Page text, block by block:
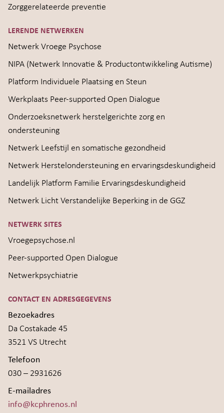
Zorggerelateerde preventie
LERENDE NETWERKEN
Netwerk Vroege Psychose
NIPA (Netwerk Innovatie & Productontwikkeling Autisme)
Platform Individuele Plaatsing en Steun
Werkplaats Peer-supported Open Dialogue
Onderzoeksnetwerk herstelgerichte zorg en
ondersteuning
Netwerk Leefstijl en somatische gezondheid
Netwerk Herstelondersteuning en ervaringsdeskundigheid
Landelijk Platform Familie Ervaringsdeskundigheid
Netwerk Licht Verstandelijke Beperking in de GGZ
NETWERK SITES
Vroegepsychose.nl
Peer-supported Open Dialogue
Netwerkpsychiatrie
CONTACT EN ADRESGEGEVENS
Bezoekadres
Da Costakade 45
3521 VS Utrecht
Telefoon
030 – 2931626
E-mailadres
info@kcphrenos.nl